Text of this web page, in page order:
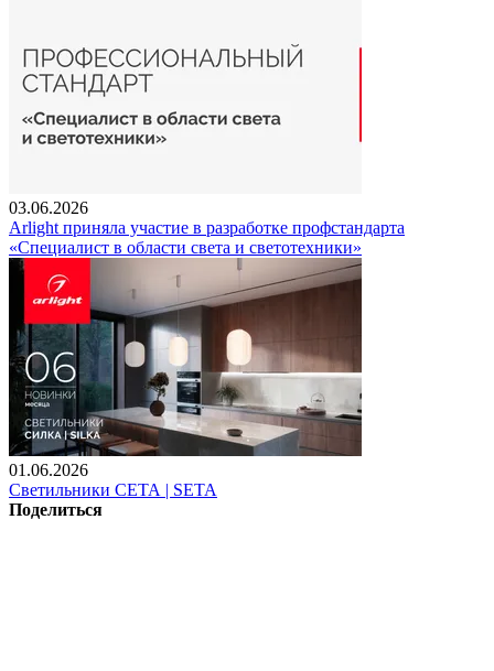
03.06.2026
Arlight приняла участие в разработке профстандарта
«Специалист в области света и светотехники»
01.06.2026
Светильники СЕТА | SETA
Поделиться